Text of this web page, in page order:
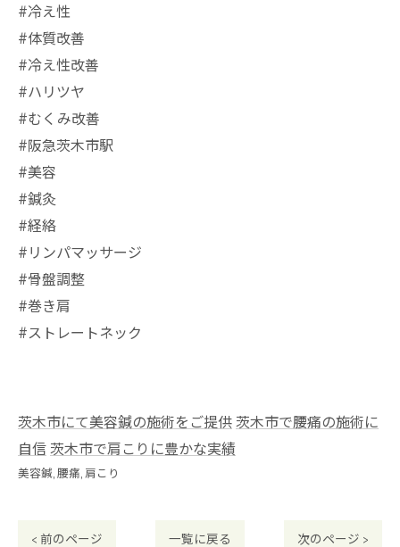
#冷え性
#体質改善
#冷え性改善
#ハリツヤ
#むくみ改善
#阪急茨木市駅
⁡#美容
#鍼灸
#経絡
#リンパマッサージ
#骨盤調整
#巻き肩
#ストレートネック
茨木市にて美容鍼の施術をご提供茨木市で腰痛の施術に
自信茨木市で肩こりに豊かな実績
美容鍼 腰痛 肩こり
< 前のページ 一覧に戻る 次のページ >